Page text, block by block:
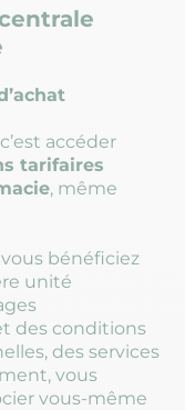
accéder
tarifaires
, même
bénéficiez
unité
des conditions
des services
vous
vous-même